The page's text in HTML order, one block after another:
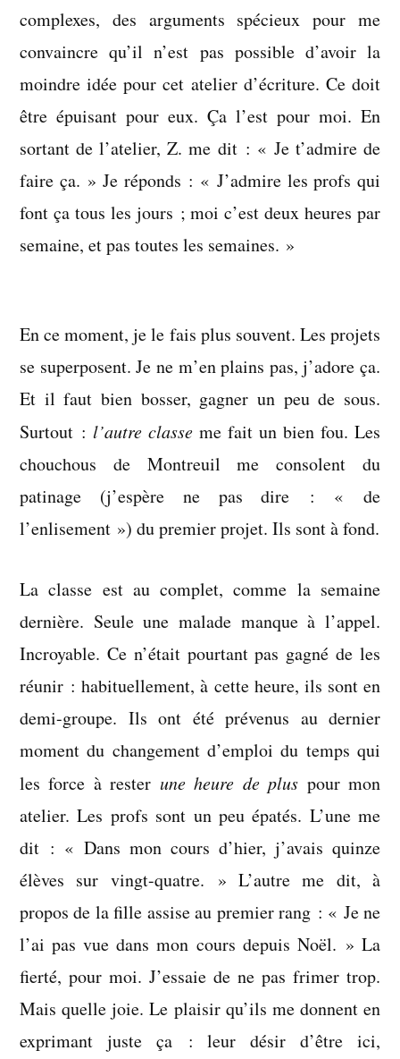
complexes, des arguments spécieux pour me
convaincre qu’il n’est pas possible d’avoir la
moindre idée pour cet atelier d’écriture. Ce doit
être épuisant pour eux. Ça l’est pour moi. En
sortant de l’atelier, Z. me dit : « Je t’admire de
faire ça. » Je réponds : « J’admire les profs qui
font ça tous les jours ; moi c’est deux heures par
semaine, et pas toutes les semaines. »
En ce moment, je le fais plus souvent. Les projets
se superposent. Je ne m’en plains pas, j’adore ça.
Et il faut bien bosser, gagner un peu de sous.
Surtout : l’autre classe me fait un bien fou. Les
chouchous de Montreuil me consolent du
patinage (j’espère ne pas dire : « de
l’enlisement ») du premier projet. Ils sont à fond.
La classe est au complet, comme la semaine
dernière. Seule une malade manque à l’appel.
Incroyable. Ce n’était pourtant pas gagné de les
réunir : habituellement, à cette heure, ils sont en
demi-groupe. Ils ont été prévenus au dernier
moment du changement d’emploi du temps qui
les force à rester une heure de plus pour mon
atelier. Les profs sont un peu épatés. L’une me
dit : « Dans mon cours d’hier, j’avais quinze
élèves sur vingt-quatre. » L’autre me dit, à
propos de la fille assise au premier rang : « Je ne
l’ai pas vue dans mon cours depuis Noël. » La
fierté, pour moi. J’essaie de ne pas frimer trop.
Mais quelle joie. Le plaisir qu’ils me donnent en
exprimant juste ça : leur désir d’être ici,